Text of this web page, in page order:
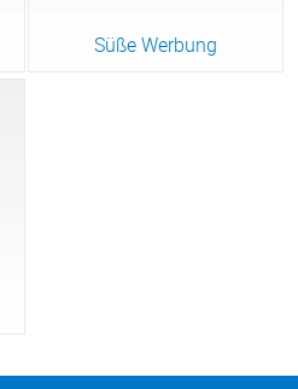
Süße Werbung